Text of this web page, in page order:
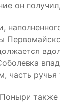
он
часть